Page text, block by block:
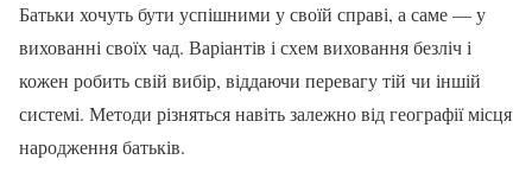
Батьки хочуть бути успішними у своїй справі, а саме — у
вихованні своїх чад. Варіантів і схем виховання безліч і
кожен робить свій вибір, віддаючи перевагу тій чи іншій
системі. Методи різняться навіть залежно від географії місця
народження батьків.